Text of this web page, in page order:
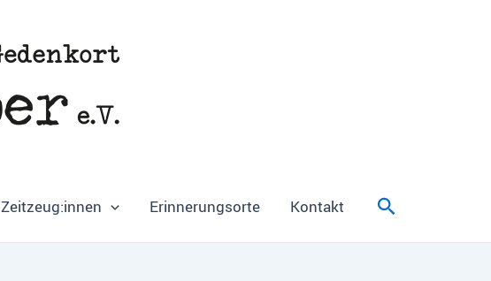
Zeitzeug:innen Erinnerungsorte Kontakt Suchen